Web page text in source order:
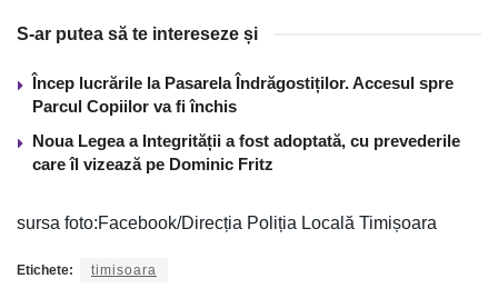
S-ar putea să te intereseze și
Încep lucrările la Pasarela Îndrăgostiților. Accesul spre
Parcul Copiilor va fi închis
Noua Legea a Integrității a fost adoptată, cu prevederile
care îl vizează pe Dominic Fritz
sursa foto:Facebook/Direcția Poliția Locală Timișoara
Etichete: timisoara